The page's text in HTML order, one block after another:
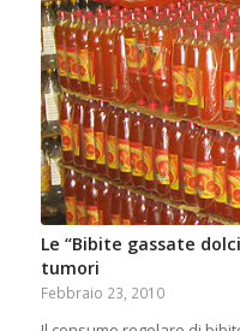
Le “Bibite gassate
tumori
Febbraio 23, 2010